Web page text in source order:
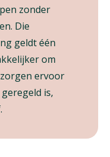
zonder
Die
geldt één
om
ervoor
is,